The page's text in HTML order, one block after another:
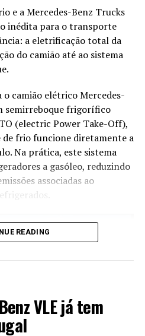
e a Mercedes-Benz Trucks
inédita para o transporte
a eletrificação total da
do camião até ao sistema
camião elétrico Mercedes-
semirreboque frigorífico
(electric Power Take-Off),
frio funcione diretamente a
Na prática, este sistema
a gasóleo, reduzindo
associadas ao
READING
VLE já tem